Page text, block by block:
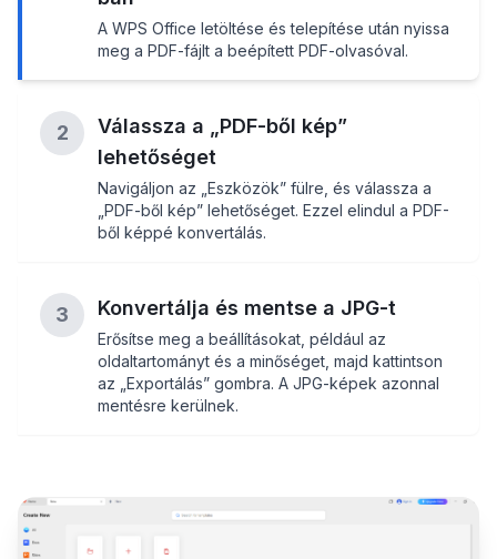
A WPS Office letöltése és telepítése után nyissa
meg a PDF-fájlt a beépített PDF-olvasóval.
2
Válassza a „PDF-ből kép”
lehetőséget
Navigáljon az „Eszközök” fülre, és válassza a
„PDF-ből kép” lehetőséget. Ezzel elindul a PDF-
ből képpé konvertálás.
3 Konvertálja és mentse a JPG-t
Erősítse meg a beállításokat, például az
oldaltartományt és a minőséget, majd kattintson
az „Exportálás” gombra. A JPG-képek azonnal
mentésre kerülnek.